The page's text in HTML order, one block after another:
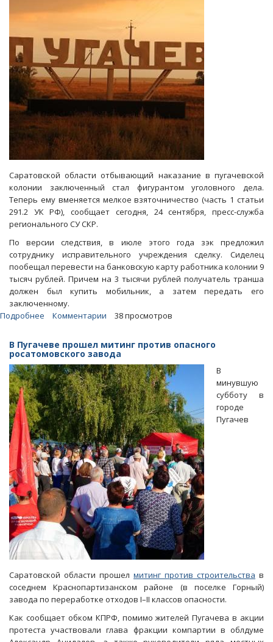
Саратовской области отбывающий наказание в пугачевской
колонии заключенный стал фигурантом уголовного дела.
Теперь ему вменяется мелкое взяточничество (часть 1 статьи
291.2 УК РФ), сообщает сегодня, 24 сентября, пресс-служба
регионального СУ СКР.
По версии следствия, в июле этого года зэк предложил
сотруднику исправительного учреждения сделку. Сиделец
пообещал перевести на банковскую карту работника колонии 9
тысяч рублей. Причем на 3 тысячи рублей получатель транша
должен был купить мобильник, а затем передать его
заключенному.
Подробнее
накинут
срок
за
дачу
мелкой
взятки
тюремщику
Комментарии 38 просмотров
В Пугачеве прошел митинг против опасного
росатомовского завода
В
минувшую
субботу в
городе
Пугачев
Саратовской области прошел митинг против строительства в
соседнем Краснопартизанском районе (в поселке Горный)
завода по переработке отходов I–II классов опасности.
Как сообщает обком КПРФ, помимо жителей Пугачева в акции
протеста участвовали глава фракции компартии в облдуме